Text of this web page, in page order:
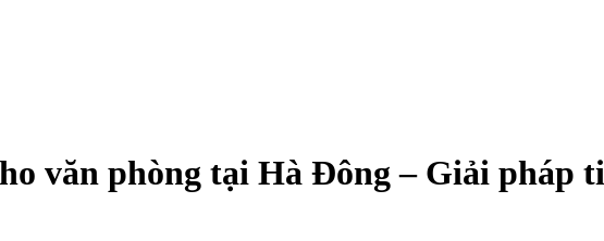
văn phòng tại Hà Đông – Giải pháp